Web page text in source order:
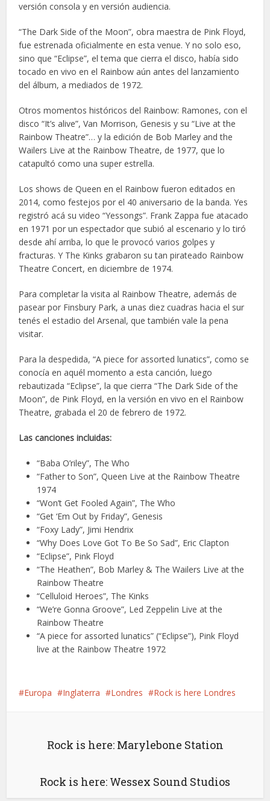
versión consola y en versión audiencia.
“The Dark Side of the Moon”, obra maestra de Pink Floyd,
fue estrenada oficialmente en esta venue. Y no solo eso,
sino que “Eclipse”, el tema que cierra el disco, había sido
tocado en vivo en el Rainbow aún antes del lanzamiento
del álbum, a mediados de 1972.
Otros momentos históricos del Rainbow: Ramones, con el
disco “It’s alive”, Van Morrison, Genesis y su “Live at the
Rainbow Theatre”… y la edición de Bob Marley and the
Wailers Live at the Rainbow Theatre, de 1977, que lo
catapultó como una super estrella.
Los shows de Queen en el Rainbow fueron editados en
2014, como festejos por el 40 aniversario de la banda. Yes
registró acá su video “Yessongs”. Frank Zappa fue atacado
en 1971 por un espectador que subió al escenario y lo tiró
desde ahí arriba, lo que le provocó varios golpes y
fracturas. Y The Kinks grabaron su tan pirateado Rainbow
Theatre Concert, en diciembre de 1974.
Para completar la visita al Rainbow Theatre, además de
pasear por Finsbury Park, a unas diez cuadras hacia el sur
tenés el estadio del Arsenal, que también vale la pena
visitar.
Para la despedida, “A piece for assorted lunatics”, como se
conocía en aquél momento a esta canción, luego
rebautizada “Eclipse”, la que cierra “The Dark Side of the
Moon”, de Pink Floyd, en la versión en vivo en el Rainbow
Theatre, grabada el 20 de febrero de 1972.
Las canciones incluidas:
“Baba O’riley”, The Who
“Father to Son”, Queen Live at the Rainbow Theatre
1974
“Won’t Get Fooled Again”, The Who
“Get ‘Em Out by Friday”, Genesis
“Foxy Lady”, Jimi Hendrix
“Why Does Love Got To Be So Sad”, Eric Clapton
“Eclipse”, Pink Floyd
“The Heathen”, Bob Marley & The Wailers Live at the
Rainbow Theatre
“Celluloid Heroes”, The Kinks
“We’re Gonna Groove”, Led Zeppelin Live at the
Rainbow Theatre
“A piece for assorted lunatics” (“Eclipse”), Pink Floyd
live at the Rainbow Theatre 1972
Europa Inglaterra Londres Rock is here Londres
Rock is here: Marylebone Station
Rock is here: Wessex Sound Studios